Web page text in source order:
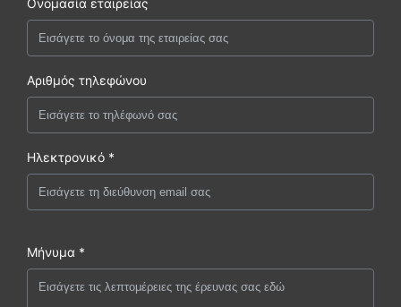
Ονομασία εταιρείας
Αριθμός τηλεφώνου
Ηλεκτρονικό *
Μήνυμα *